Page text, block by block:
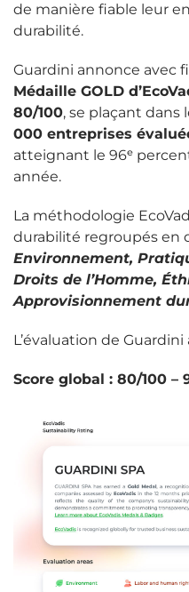
de manière fiable leur
durabilité.
Guardini annonce avec
Médaille GOLD
80/100, se plaçant dans
000 entreprises
atteignant le 96ᵉ
année.
La méthodologie
durabilité regroupés en
Environnement,
Droits de l’Homme,
Approvisionnement
L’évaluation de
Score global : 80/100 –